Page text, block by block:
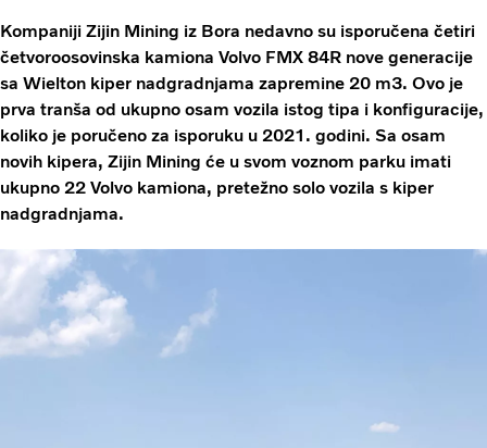
Volvo Truck Builder
Javite nam se
Kompaniji Zijin Mining iz Bora nedavno su isporučena četiri
četvoroosovinska kamiona Volvo FMX 84R nove generacije
sa Wielton kiper nadgradnjama zapremine 20 m3. Ovo je
prva tranša od ukupno osam vozila istog tipa i konfiguracije,
koliko je poručeno za isporuku u 2021. godini. Sa osam
novih kipera, Zijin Mining će u svom voznom parku imati
ukupno 22 Volvo kamiona, pretežno solo vozila s kiper
nadgradnjama.